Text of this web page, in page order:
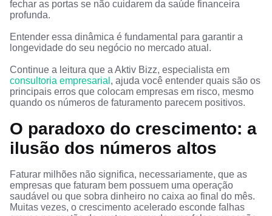
fechar as portas se não cuidarem da saúde financeira
profunda.
Entender essa dinâmica é fundamental para garantir a
longevidade do seu negócio no mercado atual.
Continue a leitura que a Aktiv Bizz, especialista em
consultoria empresarial , ajuda você entender quais são os
principais erros que colocam empresas em risco, mesmo
quando os números de faturamento parecem positivos.
O paradoxo do crescimento: a
ilusão dos números altos
Faturar milhões não significa, necessariamente, que as
empresas que faturam bem possuem uma operação
saudável ou que sobra dinheiro no caixa ao final do mês.
Muitas vezes, o crescimento acelerado esconde falhas